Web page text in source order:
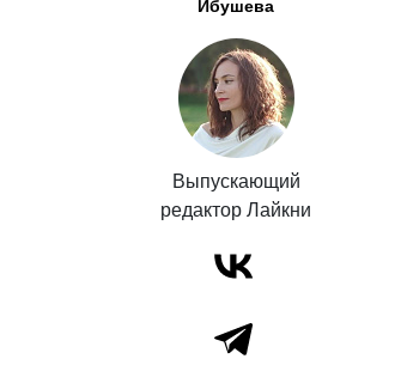
Ибушева
Выпускающий
редактор Лайкни